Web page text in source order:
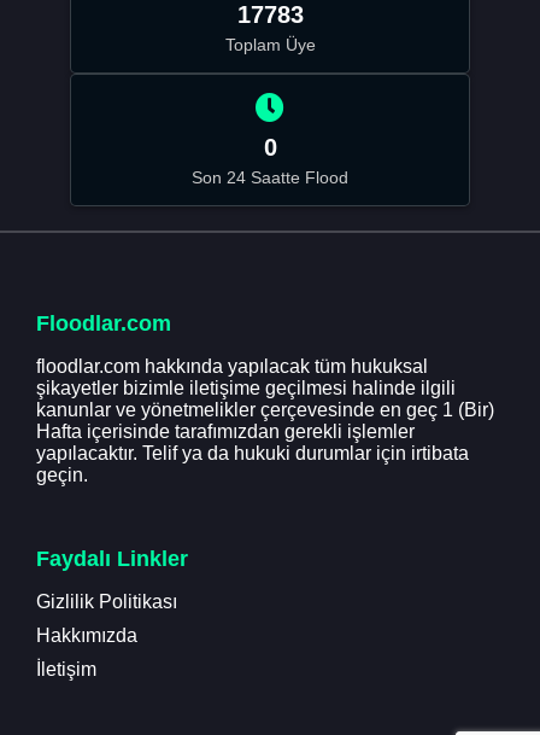
17783
Toplam Üye
0
Son 24 Saatte Flood
Floodlar.com
floodlar.com hakkında yapılacak tüm hukuksal
şikayetler bizimle iletişime geçilmesi halinde ilgili
kanunlar ve yönetmelikler çerçevesinde en geç 1 (Bir)
Hafta içerisinde tarafımızdan gerekli işlemler
yapılacaktır. Telif ya da hukuki durumlar için irtibata
geçin.
Faydalı Linkler
Gizlilik Politikası
Hakkımızda
İletişim